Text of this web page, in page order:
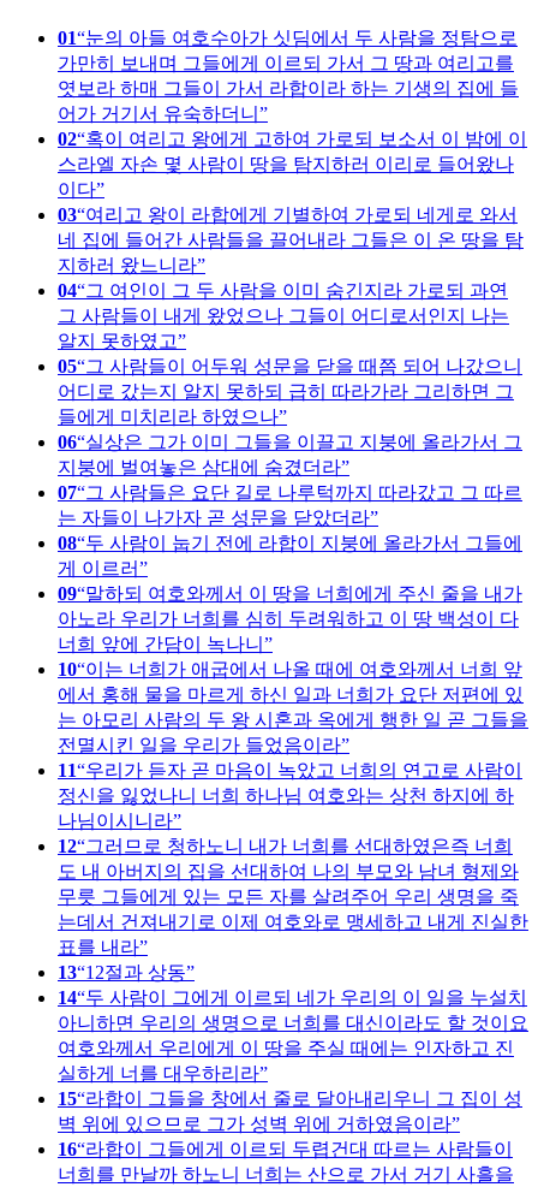
01 눈의 아들 여호수아가 싯딤에서 두 사람을 정탐으로
가만히 보내며 그들에게 이르되 가서 그 땅과 여리고를
엿보라 하매 그들이 가서 라합이라 하는 기생의 집에 들
어가 거기서 유숙하더니
02 혹이 여리고 왕에게 고하여 가로되 보소서 이 밤에 이
스라엘 자손 몇 사람이 땅을 탐지하러 이리로 들어왔나
이다
03 여리고 왕이 라합에게 기별하여 가로되 네게로 와서
네 집에 들어간 사람들을 끌어내라 그들은 이 온 땅을 탐
지하러 왔느니라
04 그 여인이 그 두 사람을 이미 숨긴지라 가로되 과연
그 사람들이 내게 왔었으나 그들이 어디로서인지 나는
알지 못하였고
05 그 사람들이 어두워 성문을 닫을 때쯤 되어 나갔으니
어디로 갔는지 알지 못하되 급히 따라가라 그리하면 그
들에게 미치리라 하였으나
06 실상은 그가 이미 그들을 이끌고 지붕에 올라가서 그
지붕에 벌여놓은 삼대에 숨겼더라
07 그 사람들은 요단 길로 나루턱까지 따라갔고 그 따르
는 자들이 나가자 곧 성문을 닫았더라
08 두 사람이 눕기 전에 라합이 지붕에 올라가서 그들에
게 이르러
09 말하되 여호와께서 이 땅을 너희에게 주신 줄을 내가
아노라 우리가 너희를 심히 두려워하고 이 땅 백성이 다
너희 앞에 간담이 녹나니
10 이는 너희가 애굽에서 나올 때에 여호와께서 너희 앞
에서 홍해 물을 마르게 하신 일과 너희가 요단 저편에 있
는 아모리 사람의 두 왕 시혼과 옥에게 행한 일 곧 그들을
전멸시킨 일을 우리가 들었음이라
11 우리가 듣자 곧 마음이 녹았고 너희의 연고로 사람이
정신을 잃었나니 너희 하나님 여호와는 상천 하지에 하
나님이시니라
12 그러므로 청하노니 내가 너희를 선대하였은즉 너희
도 내 아버지의 집을 선대하여 나의 부모와 남녀 형제와
무릇 그들에게 있는 모든 자를 살려주어 우리 생명을 죽
는데서 건져내기로 이제 여호와로 맹세하고 내게 진실한
표를 내라
13 12절과 상동
14 두 사람이 그에게 이르되 네가 우리의 이 일을 누설치
아니하면 우리의 생명으로 너희를 대신이라도 할 것이요
여호와께서 우리에게 이 땅을 주실 때에는 인자하고 진
실하게 너를 대우하리라
15 라합이 그들을 창에서 줄로 달아내리우니 그 집이 성
벽 위에 있으므로 그가 성벽 위에 거하였음이라
16 라합이 그들에게 이르되 두렵건대 따르는 사람들이
너희를 만날까 하노니 너희는 산으로 가서 거기 사흘을